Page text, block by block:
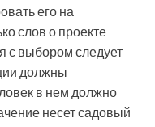
его на
слов о проекте
с выбором следует
должны
в нем должно
несет садовый